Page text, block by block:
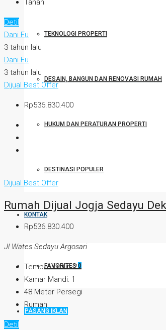
TEKNOLOGI PROPERTI
DESAIN, BANGUN DAN RENOVASI RUMAH
HUKUM DAN PERATURAN PROPERTI
DESTINASI POPULER
KONTAK
FAVORITES0
PASANG IKLAN
Tanah
Detil
Dani Fu
3 tahun lalu
Dani Fu
3 tahun lalu
Dijual Best Offer
Rp536.830.400
Dijual Best Offer
Rumah Dijual Jogja Sedayu
Rp536.830.400
Jl Wates Sedayu Argosari
Tempat Tidur: 2
Kamar Mandi: 1
48 Meter Persegi
Rumah
Detil